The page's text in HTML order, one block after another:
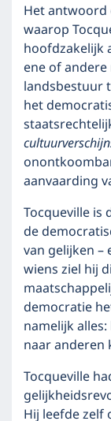
Het antwoord
waarop
hoofdzakelijk
ene of
landsbestuur
het
aanvaarding
Tocqueville is
de
van gelijken –
wiens ziel hij
democratie
namelijk
naar anderen
Tocqueville
Hij leefde zelf